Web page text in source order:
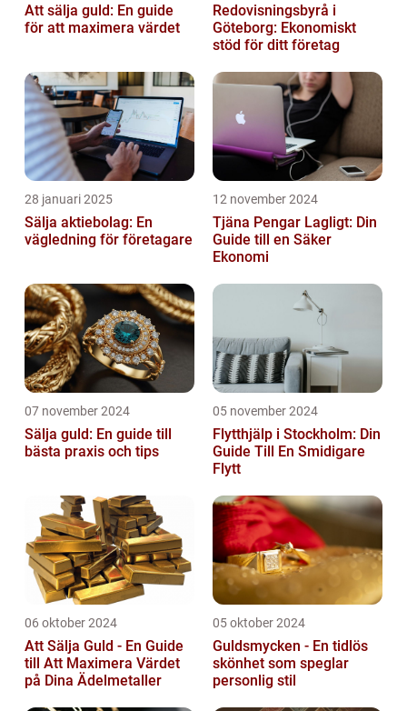
Att sälja guld: En guide
för att maximera värdet
Redovisningsbyrå i
Göteborg: Ekonomiskt
stöd för ditt företag
28 januari 2025
Sälja aktiebolag: En
vägledning för företagare
12 november 2024
Tjäna Pengar Lagligt: Din
Guide till en Säker
Ekonomi
07 november 2024
Sälja guld: En guide till
bästa praxis och tips
05 november 2024
Flytthjälp i Stockholm: Din
Guide Till En Smidigare
Flytt
06 oktober 2024
Att Sälja Guld - En Guide
till Att Maximera Värdet
på Dina Ädelmetaller
05 oktober 2024
Guldsmycken - En tidlös
skönhet som speglar
personlig stil